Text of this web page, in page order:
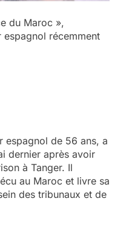
du Maroc »,
espagnol récemment
espagnol de 56 ans, a
dernier après avoir
à Tanger. Il
au Maroc et livre sa
des tribunaux et de